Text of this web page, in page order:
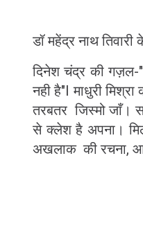
डॉ महेंद्र नाथ
दिनेश चंद्र की गज़ल-
नही है"I माधुरी
तरबतर जिस्मो जाँ।
से क्लेश है अपना।
अखलाक की रचना,